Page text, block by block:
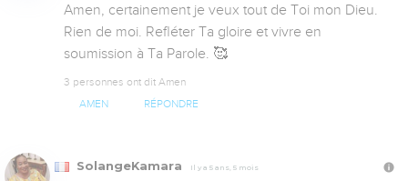
Amen, certainement je veux tout de Toi mon Dieu.
Rien de moi. Refléter Ta gloire et vivre en
soumission à Ta Parole. 🥰
3 personnes ont dit Amen
AMEN RÉPONDRE
SolangeKamara Il y a 5 ans, 5 mois